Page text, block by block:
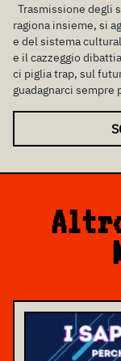
Trasmissione degli
ragiona insieme, si
e del sistema
e il cazzeggio
ci piglia trap, sul
guadagnarci sempre